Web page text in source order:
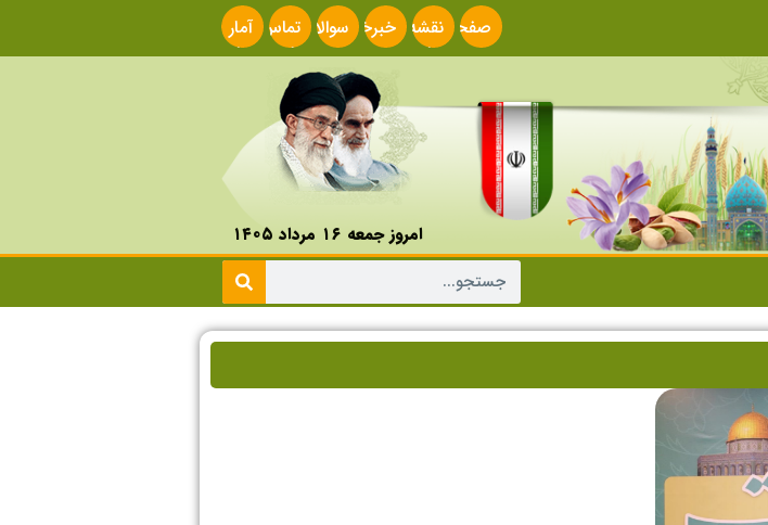
صفحه
اصلی
نقشه
سایت
خبرخوانسوالات
متداول
تماس
با ما
آمار
سایت
امروز جمعه ۱۶ مرداد ۱۴۰۵